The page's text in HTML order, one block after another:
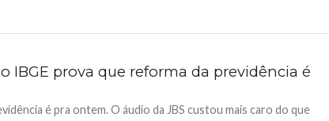
IBGE prova que reforma da previdência é
é pra ontem. O áudio da JBS custou mais caro do que